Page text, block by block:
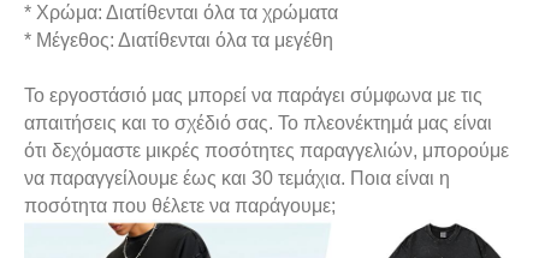
* Χρώμα: Διατίθενται όλα τα χρώματα
* Μέγεθος: Διατίθενται όλα τα μεγέθη
Το εργοστάσιό μας μπορεί να παράγει σύμφωνα με τις
απαιτήσεις και το σχέδιό σας. Το πλεονέκτημά μας είναι
ότι δεχόμαστε μικρές ποσότητες παραγγελιών, μπορούμε
να παραγγείλουμε έως και 30 τεμάχια. Ποια είναι η
ποσότητα που θέλετε να παράγουμε;